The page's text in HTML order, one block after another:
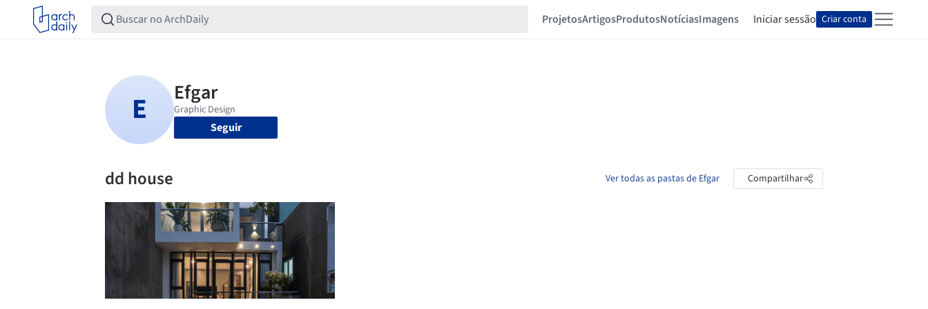
ProjetosArtigosProdutosNotíciasImagens Iniciar sessão Criar conta
Seguir
dd house Ver todas as pastas de Efgar Compartilhar